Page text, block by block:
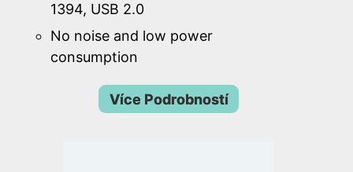
1394, USB 2.0
No noise and low power
consumption
Více Podrobností